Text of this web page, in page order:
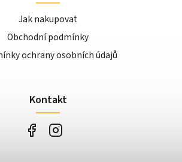
Jak nakupovat
Obchodní podmínky
ochrany osobních údajů
Kontakt